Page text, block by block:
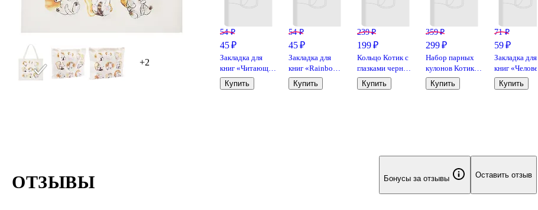
+2
54 ₽
45 ₽
Закладка для
книг «Читающий
кот», пластик
Купить
54 ₽
45 ₽
Закладка для
книг «Rainbow»,
пластик, Yoi в
ассортименте
Купить
239 ₽
199 ₽
Кольцо Котик с
глазками черный
(металл), Lafilaf
Купить
359 ₽
299 ₽
Набор парных
кулонов Котики
с сердечком
(текстиль,
Купить
71 ₽
59 ₽
Закладка для
книг «Человек
вырастает по
мере того, как
Купить
ОТЗЫВЫ Бонусы за отзывы Оставить отзыв